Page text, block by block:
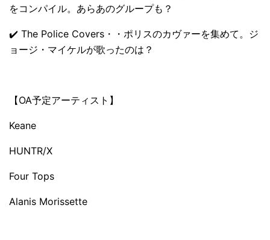
をコンパイル。あらあのグループも？
✔️ The Police Covers・・ポリスのカヴァーを集めて。ジ
ョージ・マイケルが歌ったのは？
【OA予定アーティスト】
Keane
HUNTR/X
Four Tops
Alanis Morissette